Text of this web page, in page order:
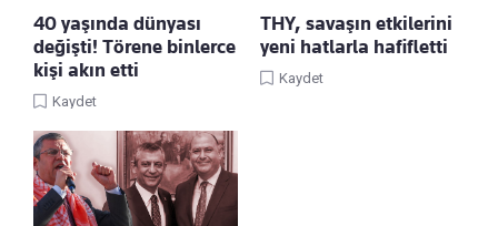
40 yaşında dünyası
değişti! Törene binlerce
kişi akın etti
Kaydet
THY, savaşın etkilerini
yeni hatlarla hafifletti
Kaydet